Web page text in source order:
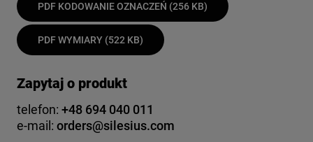
PDF KODOWANIE OZNACZEŃ (256 KB)
PDF WYMIARY (522 KB)
Zapytaj o produkt
telefon: +48 694 040 011
e-mail: orders@silesius.com